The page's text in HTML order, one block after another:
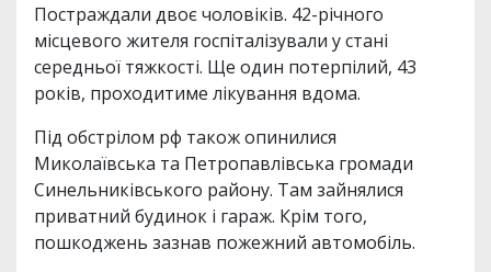
Постраждали двоє чоловіків. 42-річного
місцевого жителя госпіталізували у стані
середньої тяжкості. Ще один потерпілий, 43
років, проходитиме лікування вдома.
Під обстрілом рф також опинилися
Миколаївська та Петропавлівська громади
Синельниківського району. Там зайнялися
приватний будинок і гараж. Крім того,
пошкоджень зазнав пожежний автомобіль.